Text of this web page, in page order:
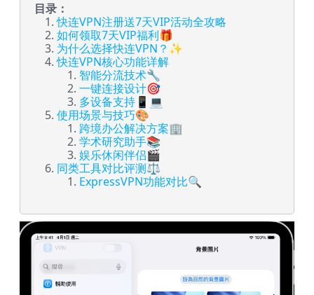
目录：
快连VPN注册送7天VIP活动全攻略
如何领取7天VIP福利🎁
为什么选择快连VPN？✨
快连VPN核心功能详解
智能分流技术🔧
一键连接设计🎯
多设备支持📱💻
使用场景与技巧🎨
跨境办公解决方案🏢
学术研究助手📚
娱乐休闲伴侣🎬
同类工具对比评测⚖️
ExpressVPN功能对比🔍